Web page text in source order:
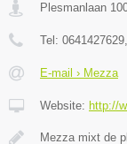
Plesmanlaan
Tel: 0641427629
E-mail › Mezza
Website: http://
Mezza mixt de